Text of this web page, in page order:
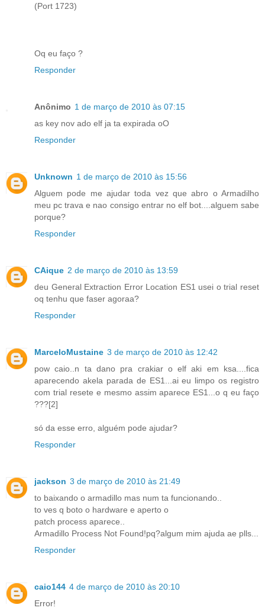
(Port 1723)
Oq eu faço ?
Responder
Anônimo 1 de março de 2010 às 07:15
as key nov ado elf ja ta expirada oO
Responder
Unknown 1 de março de 2010 às 15:56
Alguem pode me ajudar toda vez que abro o Armadilho
meu pc trava e nao consigo entrar no elf bot....alguem sabe
porque?
Responder
CAique 2 de março de 2010 às 13:59
deu General Extraction Error Location ES1 usei o trial reset
oq tenhu que faser agoraa?
Responder
MarceloMustaine 3 de março de 2010 às 12:42
pow caio..n ta dano pra crakiar o elf aki em ksa....fica
aparecendo akela parada de ES1...ai eu limpo os registro
com trial resete e mesmo assim aparece ES1...o q eu faço
???[2]
só da esse erro, alguém pode ajudar?
Responder
jackson 3 de março de 2010 às 21:49
to baixando o armadillo mas num ta funcionando..
to ves q boto o hardware e aperto o
patch process aparece..
Armadillo Process Not Found!pq?algum mim ajuda ae plls...
Responder
caio144 4 de março de 2010 às 20:10
Error!